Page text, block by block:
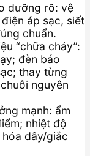
dưỡng rõ: vệ
áp sạc, siết
chuẩn.
“chữa cháy”:
đèn báo
thay từng
nguyên
mạnh: ẩm
nhiệt độ
dây/giắc